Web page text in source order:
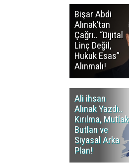
Bişar Abdi
Alınak’tan
Çağrı.. “Dijital
Linç Değil,
Hukuk Esas”
Alınmalı!
Ali ihsan
Alınak Yazdı..
Kırılma, Mutlak
Butlan ve
Siyasal Arka
Plan!